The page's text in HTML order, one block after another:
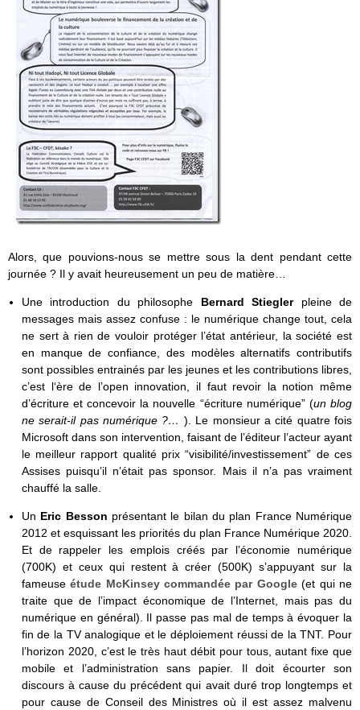
Alors, que pouvions-nous se mettre sous la dent pendant cette
journée ? Il y avait heureusement un peu de matière…
Une introduction du philosophe Bernard Stiegler pleine de
messages mais assez confuse : le numérique change tout, cela
ne sert à rien de vouloir protéger l’état antérieur, la société est
en manque de confiance, des modèles alternatifs contributifs
sont possibles entrainés par les jeunes et les contributions libres,
c’est l‘ère de l’open innovation, il faut revoir la notion même
d’écriture et concevoir la nouvelle “écriture numérique” (un blog
ne serait-il pas numérique ?… ). Le monsieur a cité quatre fois
Microsoft dans son intervention, faisant de l’éditeur l’acteur ayant
le meilleur rapport qualité prix “visibilité/investissement” de ces
Assises puisqu’il n’était pas sponsor. Mais il n’a pas vraiment
chauffé la salle.
Un Eric Besson présentant le bilan du plan France Numérique
2012 et esquissant les priorités du plan France Numérique 2020.
Et de rappeler les emplois créés par l’économie numérique
(700K) et ceux qui restent à créer (500K) s’appuyant sur la
fameuseétude McKinsey commandée par Google(et qui ne
traite que de l’impact économique de l’Internet, mais pas du
numérique en général). Il passe pas mal de temps à évoquer la
fin de la TV analogique et le déploiement réussi de la TNT. Pour
l’horizon 2020, c’est le très haut débit pour tous, autant fixe que
mobile et l’administration sans papier. Il doit écourter son
discours à cause du précédent qui avait duré trop longtemps et
pour cause de Conseil des Ministres où il est assez malvenu